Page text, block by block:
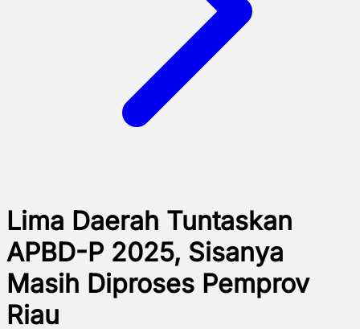
Lima Daerah Tuntaskan
APBD-P 2025, Sisanya
Masih Diproses Pemprov
Riau